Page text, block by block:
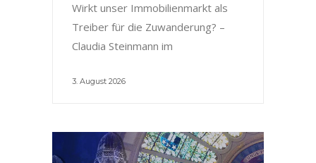
Wirkt unser Immobilienmarkt als
Treiber für die Zuwanderung? –
Claudia Steinmann im
3. August 2026